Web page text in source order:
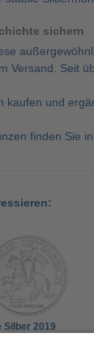
sichern
Versand. Seit
kaufen und
finden Sie
Silber 2019